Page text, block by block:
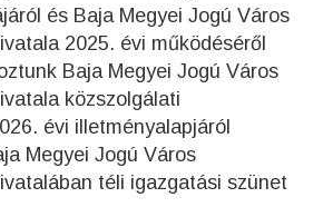
és Baja Megyei Jogú Város
2025. évi működéséről
Baja Megyei Jogú Város
közszolgálati
évi illetményalapjáról
Megyei Jogú Város
téli igazgatási szünet